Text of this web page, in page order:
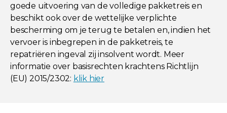
goede uitvoering van de volledige pakketreis en
beschikt ook over de wettelijke verplichte
bescherming om je terug te betalen en, indien het
vervoer is inbegrepen in de pakketreis, te
repatriëren ingeval zij insolvent wordt. Meer
informatie over basisrechten krachtens Richtlijn
(EU) 2015/2302: klik hier